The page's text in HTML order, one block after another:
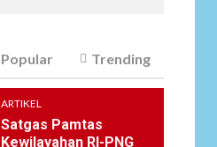
Popular Trending
ARTIKEL
Satgas Pamtas
Kewilayahan RI-PNG